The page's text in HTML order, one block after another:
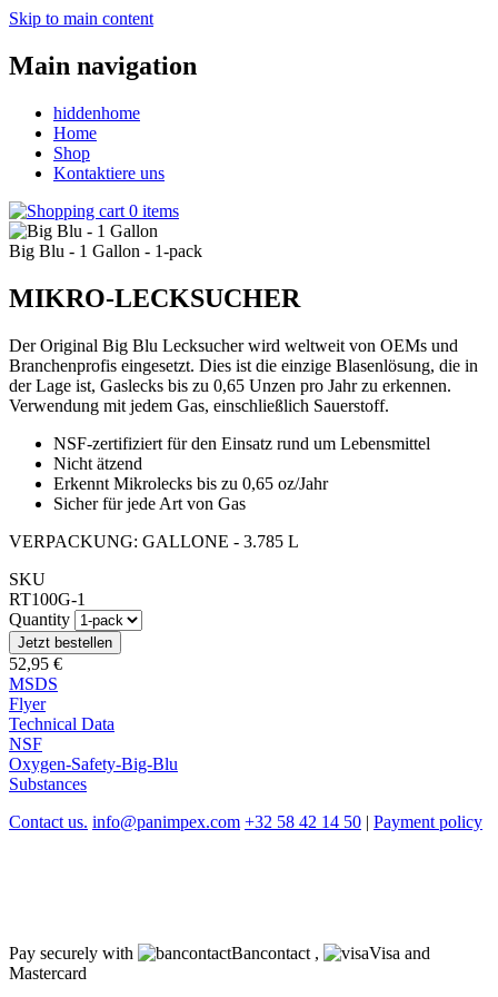
Skip to main content
Main navigation
hiddenhome
Home
Shop
Kontaktiere uns
0 items
Big Blu - 1 Gallon - 1-pack
MIKRO-LECKSUCHER
Der Original Big Blu Lecksucher wird weltweit von OEMs und
Branchenprofis eingesetzt. Dies ist die einzige Blasenlösung, die in
der Lage ist, Gaslecks bis zu 0,65 Unzen pro Jahr zu erkennen.
Verwendung mit jedem Gas, einschließlich Sauerstoff.
NSF-zertifiziert für den Einsatz rund um Lebensmittel
Nicht ätzend
Erkennt Mikrolecks bis zu 0,65 oz/Jahr
Sicher für jede Art von Gas
VERPACKUNG: GALLONE - 3.785 L
SKU
RT100G-1
Quantity
52,95 €
MSDS
Flyer
Technical Data
NSF
Oxygen-Safety-Big-Blu
Substances
Contact us. info@panimpex.com +32 58 42 14 50 | Payment policy
Pay securely with Bancontact ,
Visa and
Mastercard